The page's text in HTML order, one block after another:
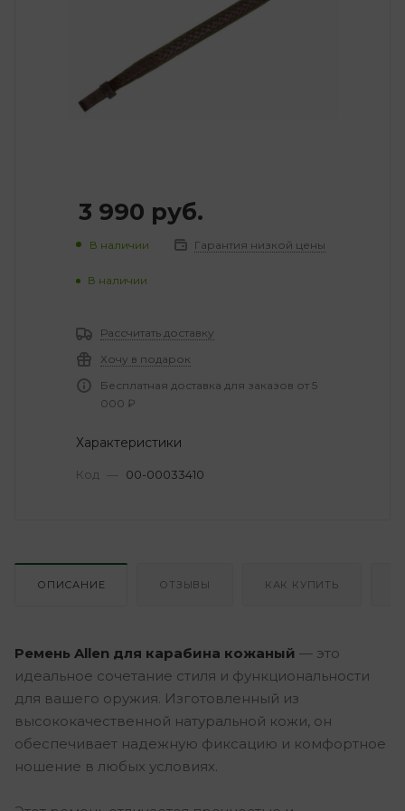
3 990 руб.
В наличии Гарантия низкой цены
В наличии
Рассчитать доставку
Хочу в подарок
Бесплатная доставка для заказов от 5
000 ₽
Характеристики
Код — 00-00033410
ОПИСАНИЕ ОТЗЫВЫ КАК КУПИТЬ
Ремень Allen для карабина кожаный — это
идеальное сочетание стиля и функциональности
для вашего оружия. Изготовленный из
высококачественной натуральной кожи, он
обеспечивает надежную фиксацию и комфортное
ношение в любых условиях.